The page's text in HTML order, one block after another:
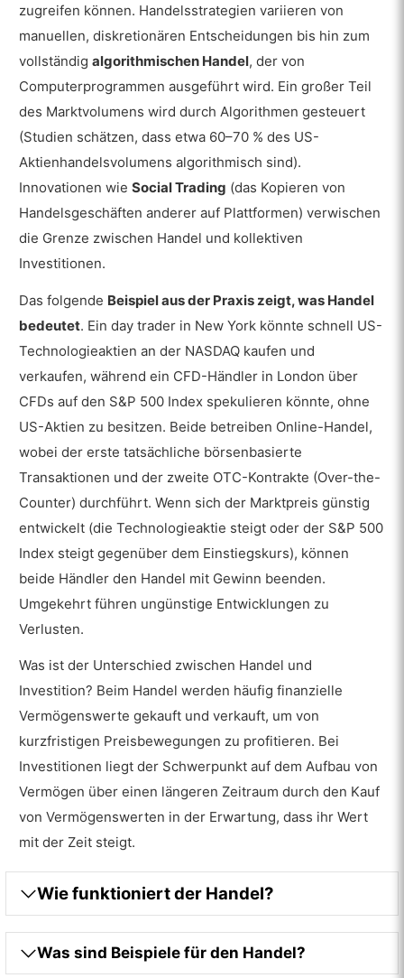
zugreifen können. Handelsstrategien variieren von
manuellen, diskretionären Entscheidungen bis hin zum
vollständigalgorithmischen Handel, der von
Computerprogrammen ausgeführt wird. Ein großer Teil
des Marktvolumens wird durch Algorithmen gesteuert
(Studien schätzen, dass etwa 60–70 % des US-
Aktienhandelsvolumens algorithmisch sind).
Innovationen wieSocial Trading (das Kopieren von
Handelsgeschäften anderer auf Plattformen) verwischen
die Grenze zwischen Handel und kollektiven
Investitionen.
Das folgende Beispiel aus der Praxis zeigt, was Handel
bedeutet. Ein day trader in New York könnte schnell US-
Technologieaktien an der NASDAQ kaufen und
verkaufen, während ein CFD-Händler in London über
CFDs auf den S&P 500 Index spekulieren könnte, ohne
US-Aktien zu besitzen. Beide betreiben Online-Handel,
wobei der erste tatsächliche börsenbasierte
Transaktionen und der zweite OTC-Kontrakte (Over-the-
Counter) durchführt. Wenn sich der Marktpreis günstig
entwickelt (die Technologieaktie steigt oder der S&P 500
Index steigt gegenüber dem Einstiegskurs), können
beide Händler den Handel mit Gewinn beenden.
Umgekehrt führen ungünstige Entwicklungen zu
Verlusten.
Was ist der Unterschied zwischen Handel und
Investition? Beim Handel werden häufig finanzielle
Vermögenswerte gekauft und verkauft, um von
kurzfristigen Preisbewegungen zu profitieren. Bei
Investitionen liegt der Schwerpunkt auf dem Aufbau von
Vermögen über einen längeren Zeitraum durch den Kauf
von Vermögenswerten in der Erwartung, dass ihr Wert
mit der Zeit steigt.
Wie funktioniert der Handel?
Was sind Beispiele für den Handel?